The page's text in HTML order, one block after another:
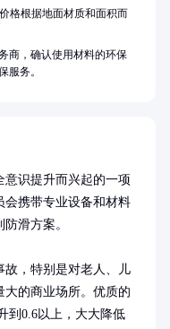
意识提升而兴起的一项
会携带专业设备和材料
滑方案。
故，特别是对老人、儿
的商业场所。优质的
到0.6以上，大大降低
格根据地面材质和面积而
商，确认使用材料的环保
服务。